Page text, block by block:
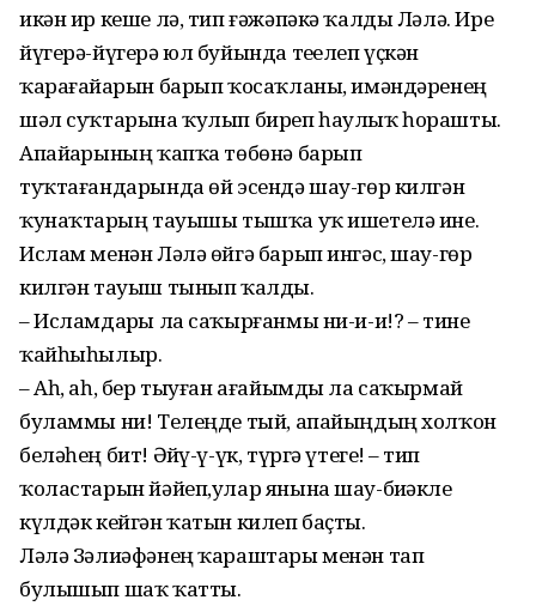
икән ир кеше лә, тип ғәжәпәкә ҡалды Ләлә. Ире
йүгерә-йүгерә юл буйында теҙелеп үҫкән
ҡарағайҙарын барып ҡосаҡланы, имәндәренең
шәл суҡтарына ҡулып биреп һаулыҡ һорашты.
Апайҙарының ҡапҡа төбөнә барып
туҡтағандарында өй эсендә шау-гөр килгән
ҡунаҡтарҙың тауышы тышҡа уҡ ишетелә ине.
Ислам менән Ләлә өйгә барып ингәс, шау-гөр
килгән тауыш тынып ҡалды.
– Исламдарҙы ла саҡырғанмы ни-и-и!? – тине
ҡайһыһылыр.
– Аһ, аһ, бер тыуған ағайымды ла саҡырмай
буламмы ни! Телеңде тый, апайыңдың холҡон
беләһең бит! Әйҙү-ү-үк, түргә үтегеҙ! – тип
ҡоластарын йәйеп,улар янына шау-биҙәкле
күлдәк кейгән ҡатын килеп баҫты.
Ләлә Зәлиәфәнең ҡараштары менән тап
булышып шаҡ ҡатты.